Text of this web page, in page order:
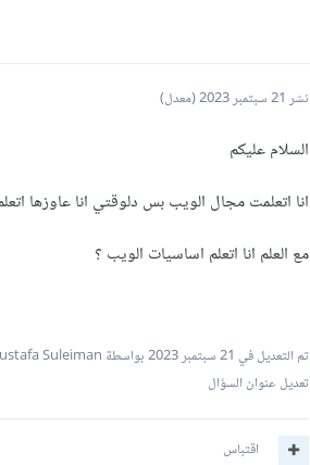
نشر 21 سبتمبر 2023 (معدل)
السلام عليكم
انا اتعلمت مجال الويب بس دلوقتي انا عاوزها
مع العلم انا اتعلم اساسيات الويب ؟
تم التعديل في 21 سبتمبر 2023
بواسطة Mustafa Suleiman
تعديل عنوان السؤال
اقتباس